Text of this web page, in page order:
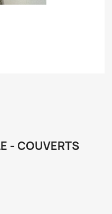
- COUVERTS